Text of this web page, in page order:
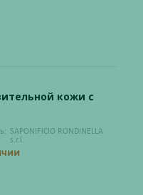
кожи с
SAPONIFICIO RONDINELLA
s.r.l.